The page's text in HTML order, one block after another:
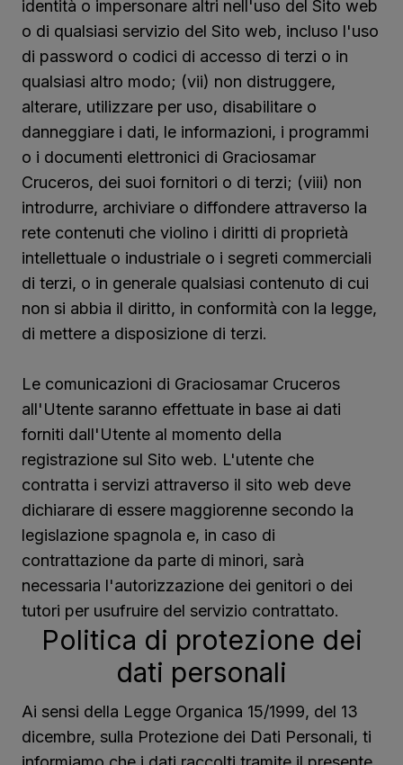
identità o impersonare altri nell'uso del Sito web
o di qualsiasi servizio del Sito web, incluso l'uso
di password o codici di accesso di terzi o in
qualsiasi altro modo; (vii) non distruggere,
alterare, utilizzare per uso, disabilitare o
danneggiare i dati, le informazioni, i programmi
o i documenti elettronici di Graciosamar
Cruceros, dei suoi fornitori o di terzi; (viii) non
introdurre, archiviare o diffondere attraverso la
rete contenuti che violino i diritti di proprietà
intellettuale o industriale o i segreti commerciali
di terzi, o in generale qualsiasi contenuto di cui
non si abbia il diritto, in conformità con la legge,
di mettere a disposizione di terzi.
Le comunicazioni di Graciosamar Cruceros
all'Utente saranno effettuate in base ai dati
forniti dall'Utente al momento della
registrazione sul Sito web. L'utente che
contratta i servizi attraverso il sito web deve
dichiarare di essere maggiorenne secondo la
legislazione spagnola e, in caso di
contrattazione da parte di minori, sarà
necessaria l'autorizzazione dei genitori o dei
tutori per usufruire del servizio contrattato.
Politica di protezione dei
dati personali
Ai sensi della Legge Organica 15/1999, del 13
dicembre, sulla Protezione dei Dati Personali, ti